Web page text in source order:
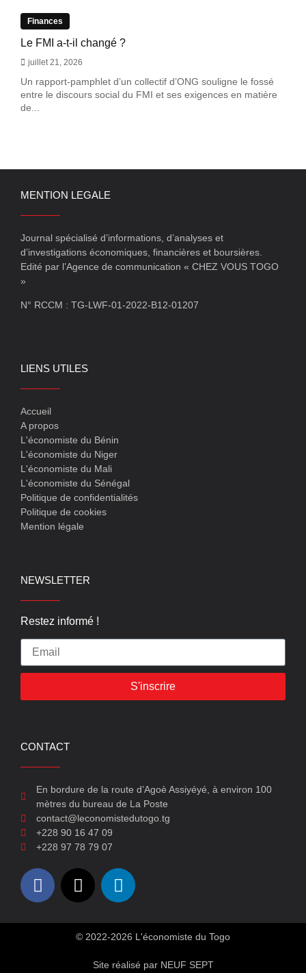
Finances
Le FMI a-t-il changé ?
juillet 21, 2026
Un rapport-pamphlet d’un collectif d’ONG souligne le fossé
entre le discours social du FMI et ses exigences en matière
de...
MENTION LEGALE
Journal spécialisé d’informations, d’analyses et
d’investigations économiques, financières et boursières.
Edité par l’Agence de communication « CHEZ VOUS TOGO
»
N° RCCM : TG-LWF-01-2022-B12-01207
LIENS UTILES
Accueil
A propos
L'économiste du Bénin
L'économiste du Niger
L'économiste du Mali
L'économiste du Sénégal
Politique de confidentialités
Politique de cookies
Mention légale
NEWSLETTER
Restez informé !
S'inscrire
CONTACT
En bordure de la route d’Agoè Assiyéyé, à environ 100
mètres du bureau de La Poste
contact@leconomistedutogo.tg
+228 90 16 47 09
+228 97 78 79 07
© 2022-2026 L'économiste du Togo
Site réalisé par NEUF SEPT